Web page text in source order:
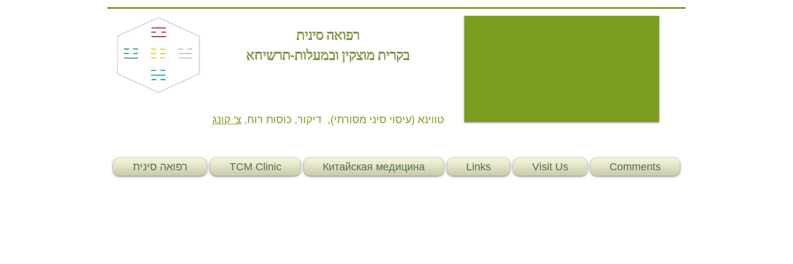
רפואה סינית
בקרית מוצקין ובמעלות-תרשיחא
טווינא (עיסוי סיני מסורתי), דיקור, כוסות רוח , צ' קונג
רפואה סינית TCM Clinic Китайская медицина Links Visit Us Comments